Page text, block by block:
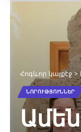
Հոգևոր կայքէջ >
ՆՈՐՈՒԹՅՈՒՆՆԵՐ